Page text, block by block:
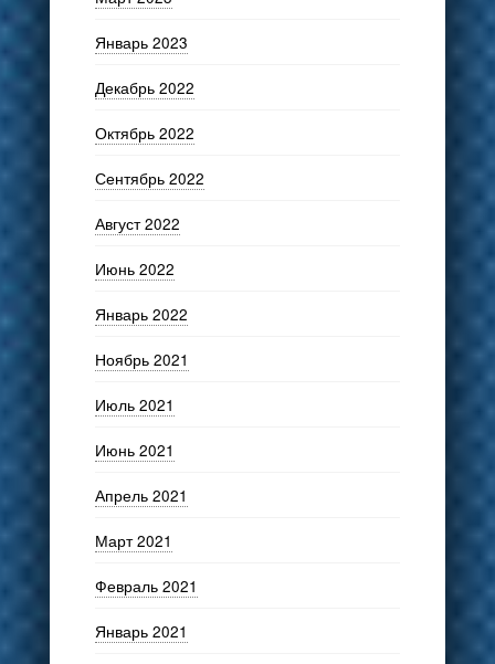
Январь 2023
Декабрь 2022
Октябрь 2022
Сентябрь 2022
Август 2022
Июнь 2022
Январь 2022
Ноябрь 2021
Июль 2021
Июнь 2021
Апрель 2021
Март 2021
Февраль 2021
Январь 2021